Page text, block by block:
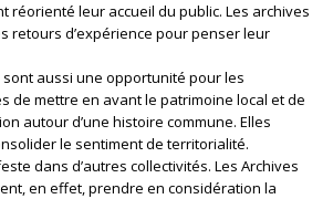
réorienté leur accueil du public. Les archives
retours d’expérience pour penser leur
aussi une opportunité pour les
de mettre en avant le patrimoine local et de
autour d’une histoire commune. Elles
le sentiment de territorialité.
dans d’autres collectivités. Les Archives
en effet, prendre en considération la